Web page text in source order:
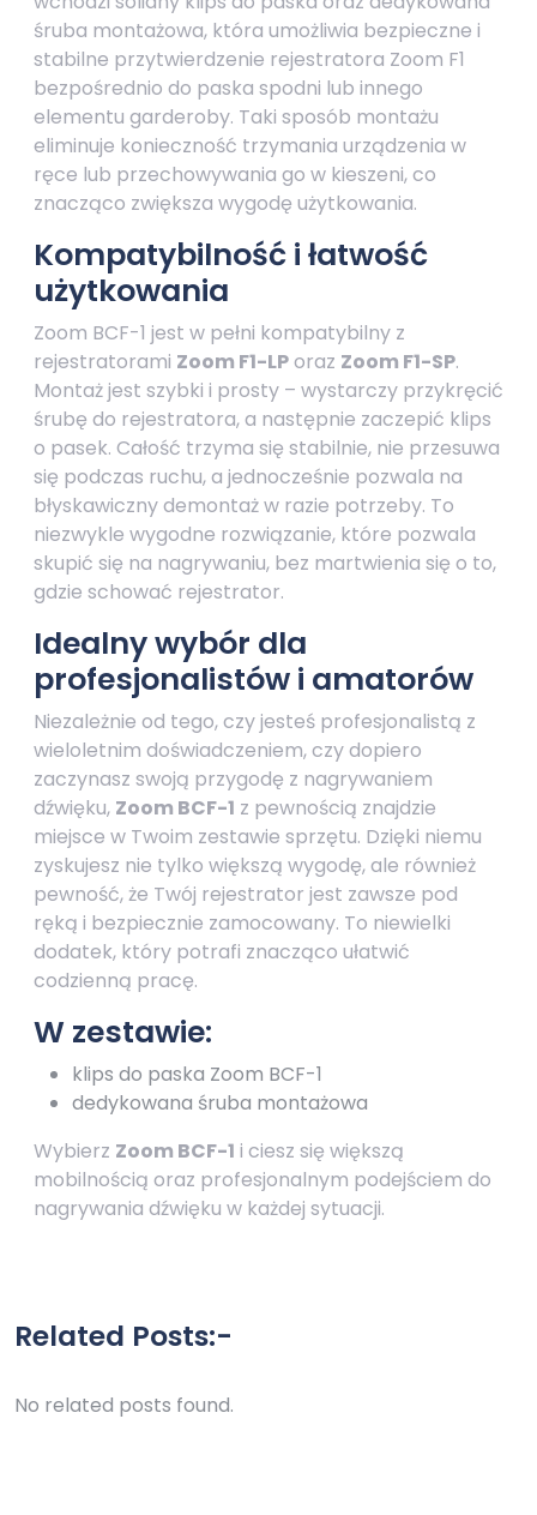
śruba montażowa, która umożliwia bezpieczne i
stabilne przytwierdzenie rejestratora Zoom F1
bezpośrednio do paska spodni lub innego
elementu garderoby. Taki sposób montażu
eliminuje konieczność trzymania urządzenia w
ręce lub przechowywania go w kieszeni, co
znacząco zwiększa wygodę użytkowania.
Kompatybilność i łatwość
użytkowania
Zoom BCF-1 jest w pełni kompatybilny z
rejestratorami Zoom F1-LPoraz Zoom F1-SP.
Montaż jest szybki i prosty – wystarczy przykręcić
śrubę do rejestratora, a następnie zaczepić klips
o pasek. Całość trzyma się stabilnie, nie przesuwa
się podczas ruchu, a jednocześnie pozwala na
błyskawiczny demontaż w razie potrzeby. To
niezwykle wygodne rozwiązanie, które pozwala
skupić się na nagrywaniu, bez martwienia się o to,
gdzie schować rejestrator.
Idealny wybór dla
profesjonalistów i amatorów
Niezależnie od tego, czy jesteś profesjonalistą z
wieloletnim doświadczeniem, czy dopiero
zaczynasz swoją przygodę z nagrywaniem
dźwięku, Zoom BCF-1 z pewnością znajdzie
miejsce w Twoim zestawie sprzętu. Dzięki niemu
zyskujesz nie tylko większą wygodę, ale również
pewność, że Twój rejestrator jest zawsze pod
ręką i bezpiecznie zamocowany. To niewielki
dodatek, który potrafi znacząco ułatwić
codzienną pracę.
W zestawie:
klips do paska Zoom BCF-1
dedykowana śruba montażowa
Wybierz Zoom BCF-1 i ciesz się większą
mobilnością oraz profesjonalnym podejściem do
nagrywania dźwięku w każdej sytuacji.
Related Posts:-
No related posts found.